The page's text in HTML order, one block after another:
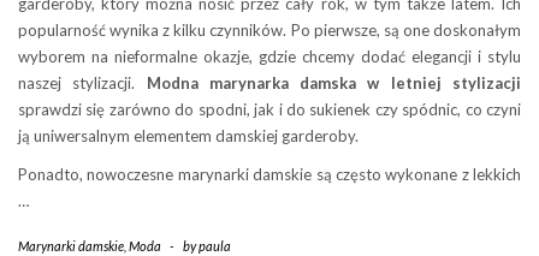
popularność wynika z kilku czynników. Po pierwsze, są one doskonałym
wyborem na nieformalne okazje, gdzie chcemy dodać elegancji i stylu
naszej stylizacji. Modna marynarka damska w letniej stylizacji
sprawdzi się zarówno do spodni, jak i do sukienek czy spódnic, co czyni
ją uniwersalnym elementem damskiej garderoby.
Ponadto, nowoczesne marynarki damskie są często wykonane z lekkich
…
Marynarki damskie Moda - bypaula